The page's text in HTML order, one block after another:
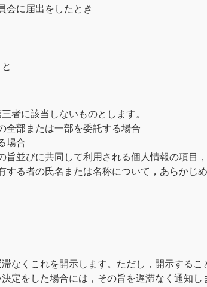
会に届出をしたとき
者に該当しないものとします。
全部または一部を委託する場合
場合
並びに共同して利用される個人情報の項目
る者の氏名または名称について，あらかじ
なくこれを開示します。ただし，開示するこ
定をした場合には，その旨を遅滞なく通知